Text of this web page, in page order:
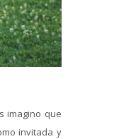
imagino que
invitada y